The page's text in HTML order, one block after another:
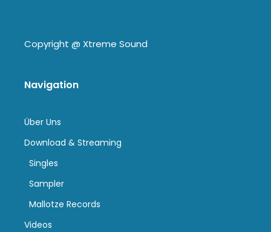
Copyright @ Xtreme Sound
Navigation
Über Uns
Download & Streaming
Singles
Sampler
Mallotze Records
Videos